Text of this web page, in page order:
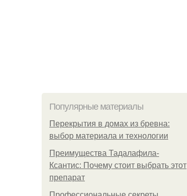
Популярные материалы
Перекрытия в домах из бревна:
выбор материала и технологии
Преимущества Тадалафила-
Ксантис: Почему стоит выбрать этот
препарат